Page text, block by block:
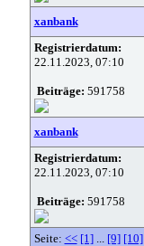
xanbank
Registrierdatum:
22.11.2023, 07:10
Beiträge: 591758
xanbank
Registrierdatum:
22.11.2023, 07:10
Beiträge: 591758
Seite: << [1]... [9] [10]